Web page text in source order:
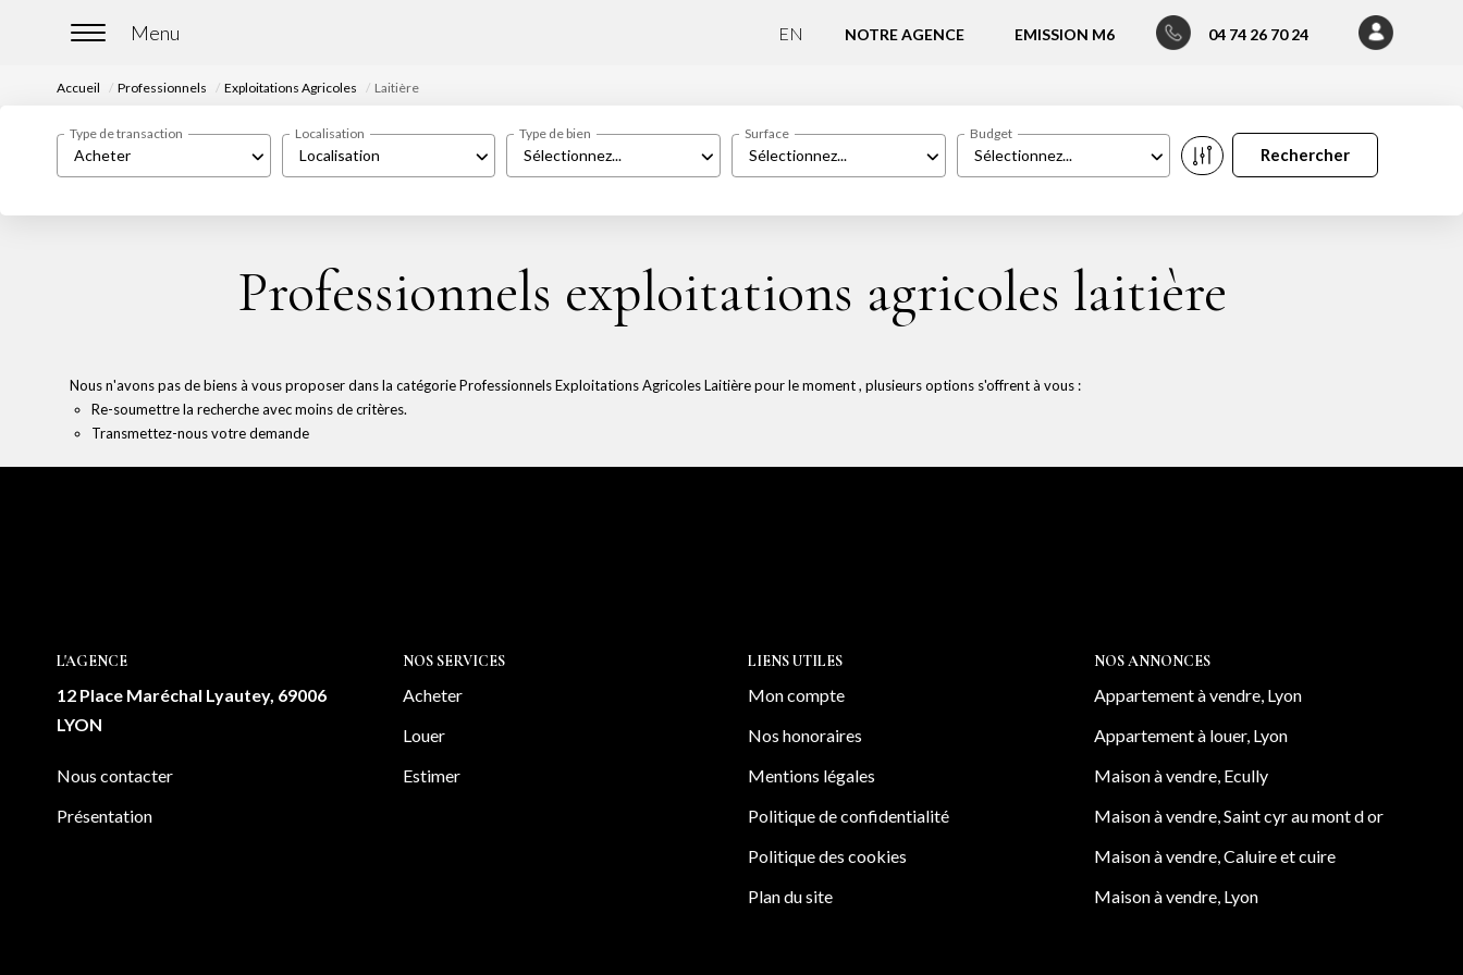
04 74 26 70 24
NOTRE AGENCE EMISSION M6
EN
Accueil Professionnels Exploitations Agricoles Laitière
Acheter
Type de transaction
Localisation
Localisation
Sélectionnez...
Type de bien
Sélectionnez...
Surface
Sélectionnez...
Budget
Professionnels exploitations agricoles laitière
Nous n'avons pas de biens à vous proposer dans la catégorie Professionnels Exploitations Agricoles Laitière pour le moment , plusieurs options s'offrent à vous :
Re-soumettre la recherche avec moins de critères.
Transmettez-nous votre demande
L'AGENCE
12 Place Maréchal Lyautey, 69006
LYON
Nous contacter
Présentation
NOS SERVICES
Acheter
Louer
Estimer
LIENS UTILES
Mon compte
Nos honoraires
Mentions légales
Politique de confidentialité
Politique des cookies
Plan du site
NOS ANNONCES
Appartement à vendre, Lyon
Appartement à louer, Lyon
Maison à vendre, Ecully
Maison à vendre, Saint cyr au mont d or
Maison à vendre, Caluire et cuire
Maison à vendre, Lyon